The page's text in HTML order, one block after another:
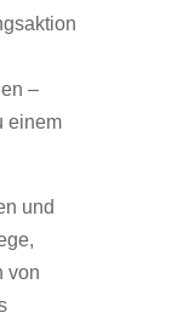
–
einem
und
von